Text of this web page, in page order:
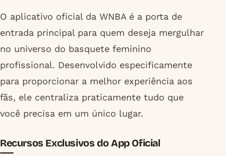
O aplicativo oficial da WNBA é a porta de
entrada principal para quem deseja mergulhar
no universo do basquete feminino
profissional. Desenvolvido especificamente
para proporcionar a melhor experiência aos
fãs, ele centraliza praticamente tudo que
você precisa em um único lugar.
Recursos Exclusivos do App Oficial